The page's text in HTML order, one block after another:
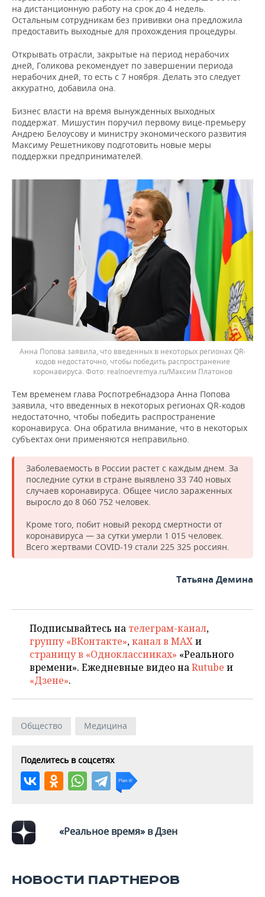
на дистанционную работу на срок до 4 недель.
Остальным сотрудникам без прививки она предложила
предоставить выходные для прохождения процедуры.
Открывать отрасли, закрытые на период нерабочих
дней, Голикова рекомендует по завершении периода
нерабочих дней, то есть с 7 ноября. Делать это следует
аккуратно, добавила она.
Бизнес власти на время вынужденных выходных
поддержат. Мишустин поручил первому вице-премьеру
Андрею Белоусову и министру экономического развития
Максиму Решетникову подготовить новые меры
поддержки предпринимателей.
Анна Попова заявила, что введенных в некоторых регионах QR-
кодов недостаточно, чтобы победить распространение
коронавируса.
realnoevremya.ru/Максим Платонов
Тем временем глава Роспотребнадзора Анна Попова
заявила, что введенных в некоторых регионах QR-кодов
недостаточно, чтобы победить распространение
коронавируса. Она обратила внимание, что в некоторых
субъектах они применяются неправильно.
Заболеваемость в России растет с каждым днем. За
последние сутки в стране выявлено 33 740 новых
случаев коронавируса. Общее число зараженных
выросло до 8 060 752 человек.
Кроме того, побит новый рекорд смертности от
коронавируса — за сутки умерли 1 015 человек.
Всего жертвами COVID-19 стали 225 325 россиян.
Татьяна Демина
Подписывайтесь на телеграм-канал,
группу «ВКонтакте»,канал в MAXи
страницу в «Одноклассниках» «Реального
времени». Ежедневные видео наRutube и
«Дзене».
Общество Медицина
Поделитесь в соцсетях
«Реальное время» в Дзен
НОВОСТИ ПАРТНЕРОВ